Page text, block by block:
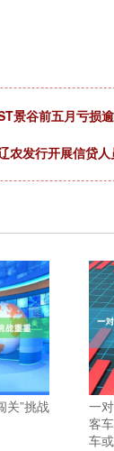
景谷前五月亏损
农发行开展信贷
关”挑战
一
客
车